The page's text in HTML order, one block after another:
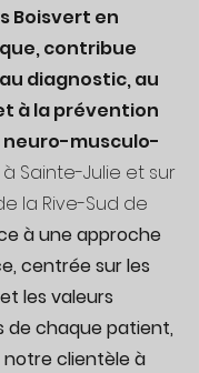
Boisvert en
contribue
diagnostic, au
à la prévention
neuro-musculo-
à Sainte-Julie et sur
la Rive-Sud de
à une approche
centrée sur les
les valeurs
de chaque patient,
notre clientèle à